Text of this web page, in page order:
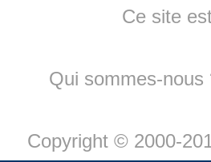
Ce site
Qui sommes-nous
Copyright © 2000-